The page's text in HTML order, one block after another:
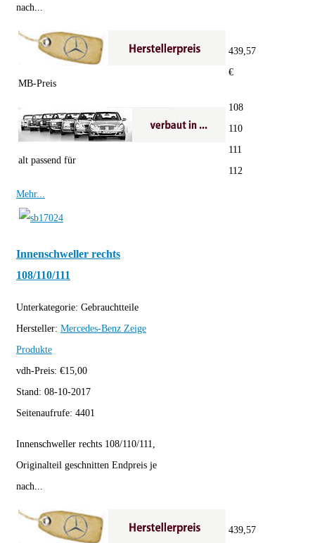
nach...
MB-Preis
439,57
€
alt passend für
108
110
111
112
Mehr...
Innenschweller rechts
108/110/111
Unterkategorie: Gebrauchtteile
Hersteller: Mercedes-Benz Zeige
Produkte
vdh-Preis: €15,00
Stand: 08-10-2017
Seitenaufrufe: 4401
Innenschweller rechts 108/110/111,
Originalteil geschnitten Endpreis je
nach...
439,57